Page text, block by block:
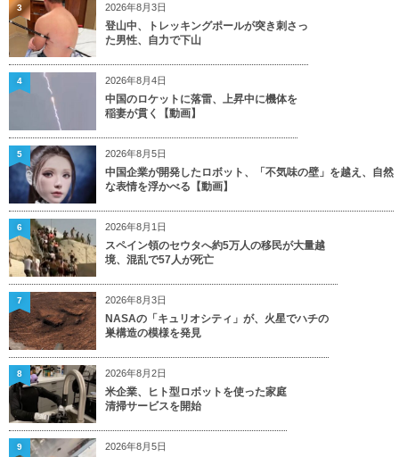
2026年8月3日
登山中、トレッキングポールが突き刺さっ
た男性、自力で下山
3
2026年8月4日
中国のロケットに落雷、上昇中に機体を
稲妻が貫く【動画】
4
2026年8月5日
中国企業が開発したロボット、「不気味の壁」を越え、自然
な表情を浮かべる【動画】
5
2026年8月1日
スペイン領のセウタへ約5万人の移民が大量越
境、混乱で57人が死亡
6
2026年8月3日
NASAの「キュリオシティ」が、火星でハチの
巣構造の模様を発見
7
2026年8月2日
米企業、ヒト型ロボットを使った家庭
清掃サービスを開始
8
2026年8月5日
9